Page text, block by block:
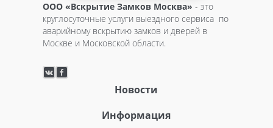
ООО «Вскрытие Замков Москва» - это
круглосуточные услуги выездного сервиса по
аварийному вскрытию замков и дверей в
Москве и Московской области.
Новости
Информация